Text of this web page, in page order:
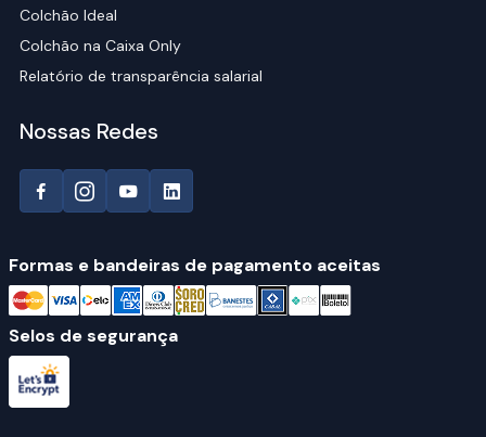
Colchão Ideal
Colchão na Caixa Only
Relatório de transparência salarial
Nossas Redes
Formas e bandeiras de pagamento aceitas
Selos de segurança